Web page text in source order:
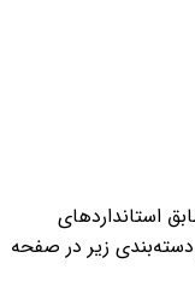
استانداردهای
دسته‌بندی زیر در صفحه